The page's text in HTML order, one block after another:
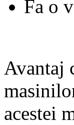
Fa o
Avantaj
acestei